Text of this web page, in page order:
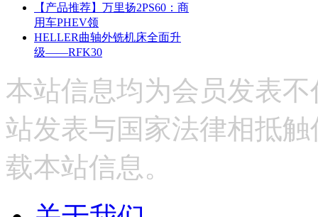
【产品推荐】万里扬2PS60：商
用车PHEV领
HELLER曲轴外铣机床全面升
级——RFK30
本站信息均为会员发表
站发表与国家法律相抵
载本站信息。